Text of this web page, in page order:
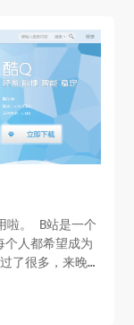
啦。 B站是一个
个人都希望成为
了很多，来晚了
了，你错过了